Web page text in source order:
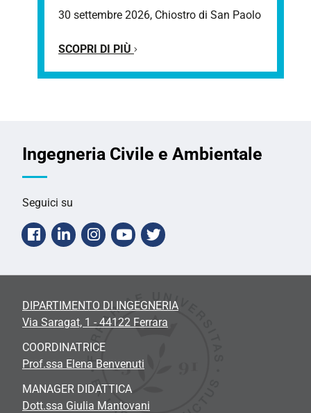
30 settembre 2026, Chiostro di San Paolo
SCOPRI DI PIÙ
Ingegneria Civile e Ambientale
Seguici su
Facebook
LinkedinInstagram
YoutubeTwitter
DIPARTIMENTO DI INGEGNERIA
Via Saragat, 1 - 44122 Ferrara
COORDINATRICE
Prof.ssa Elena Benvenuti
MANAGER DIDATTICA
Dott.ssa Giulia Mantovani